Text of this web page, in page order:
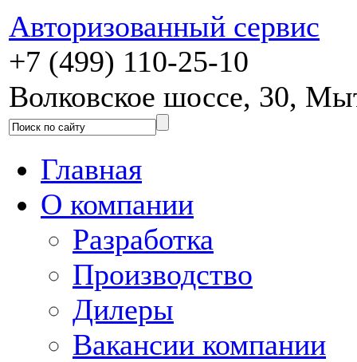
Авторизованный сервис
+7 (499) 110-25-10
Волковское шоссе, 30,
Главная
О компании
Разработка
Производство
Дилеры
Вакансии компании